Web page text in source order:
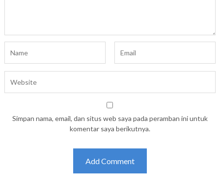
Simpan nama, email, dan situs web saya pada peramban ini untuk
komentar saya berikutnya.